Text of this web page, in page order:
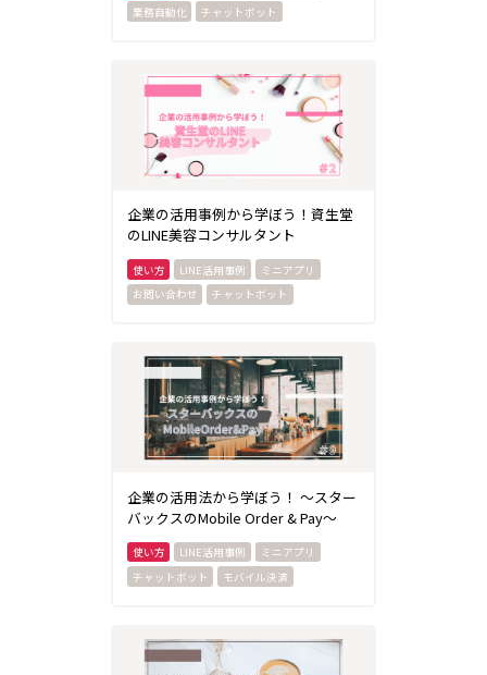
業務自動化
チャットボット
企業の活用事例から学ぼう！資生堂
のLINE美容コンサルタント
LINE活用事例
ミニアプリ
お問い合わせ
チャットボット
企業の活用法から学ぼう！ ～スター
バックスのMobile Order & Pay～
LINE活用事例
ミニアプリ
チャットボット
モバイル決済